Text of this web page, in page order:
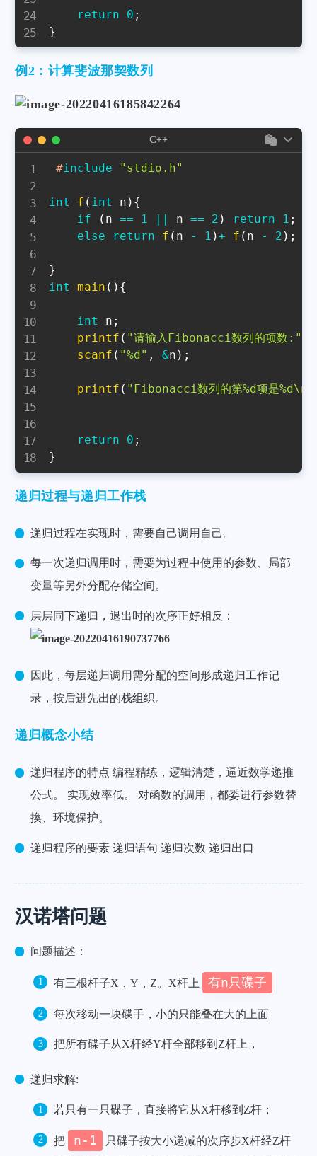
return 0 ;
}
例2：计算斐波那契数列
#include "stdio.h"
int f ( int n ) {
if
( n == 1 || n == 2 ) return 1 ;
else
return f ( n - 1 )+ f ( n - 2 ) ;
}
int
main ( ) {
int n ;
printf ( "请输入Fibonacci数列的项数:"
scanf ( "%d" , &n ) ;
printf ( "Fibonacci数列的第%d项是%d\n"
return 0 ;
}
C++
递归过程与递归工作栈
递归过程在实现时，需要自己调用自己。
每一次递归调用时，需要为过程中使用的参数、局部
变量等另外分配存储空间。
层层同下递归，退出时的次序正好相反：
因此，每层递归调用需分配的空间形成递归工作记
录，按后进先出的栈组织。
递归概念小结
递归程序的特点 编程精练，逻辑清楚，逼近数学递推
公式。 实现效率低。 对函数的调用，都委进行参数替
換、环境保护。
递归程序的要素 递归语句 递归次数 递归出口
汉诺塔问题
问题描述：
有三根杆子X，Y，Z。X杆上 有n只碟子
每次移动一块碟手，小的只能叠在大的上面
把所有碟子从X杆经Y杆全部移到Z杆上，
递归求解:
若只有一只碟子，直接將它从X杆移到Z杆；
把 n-1
只碟子按大小递减的次序步X杆经Z杆